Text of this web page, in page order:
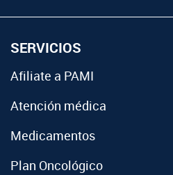
SERVICIOS
Afiliate a PAMI
Atención médica
Medicamentos
Plan Oncológico